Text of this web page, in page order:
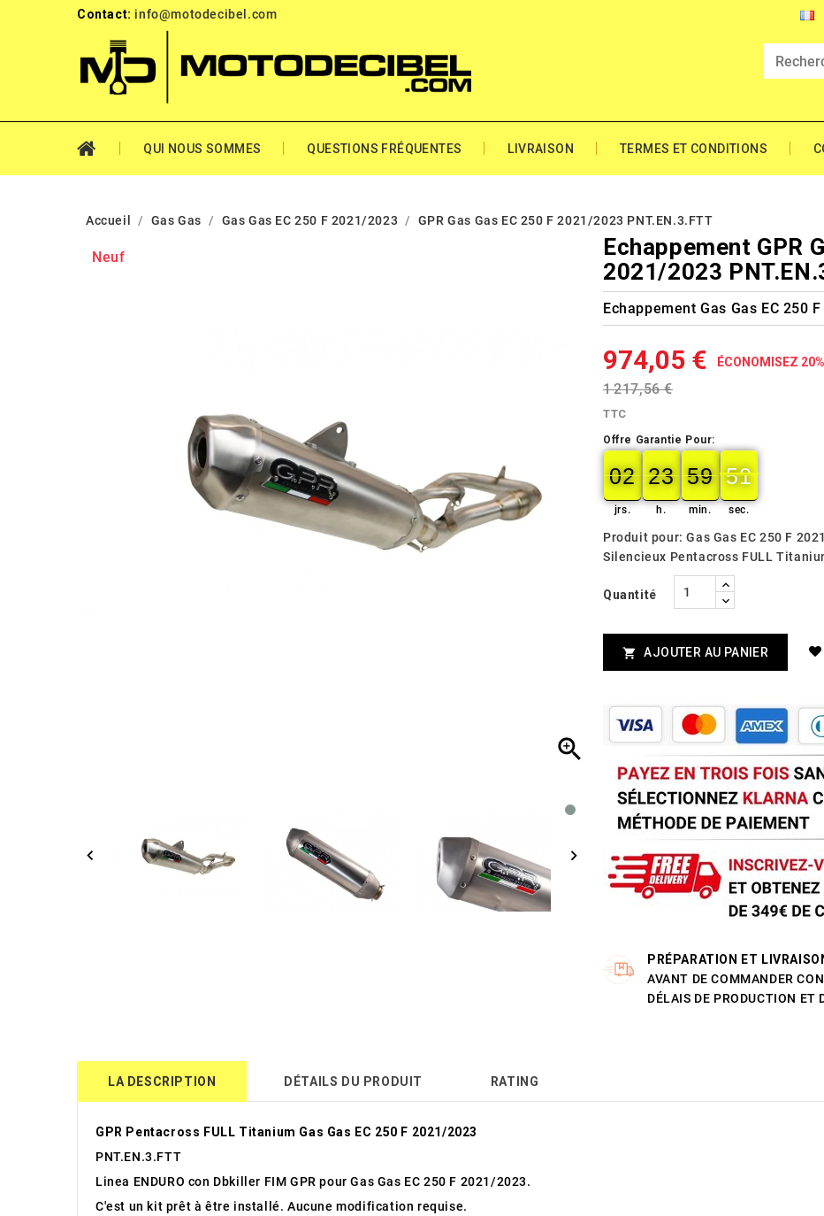
Contact: info@motodecibel.com
QUI NOUS SOMMES QUESTIONS FRÉQUENTES LIVRAISON TERMES ET CONDITIONS
Accueil Gas Gas Gas Gas EC 250 F 2021/2023 GPR Gas Gas EC 250 F 2021/2023 PNT.EN.3.FTT
Neuf

Echappement GPR
2021/2023
Echappement Gas Gas EC 250
974,05 € ÉCONOMISEZ 20%
1 217,56 €
TTC
Offre Garantie Pour:
02
02
00
jrs.
23
23
00
h.
59
59
00
min.
49
49
50
sec.
Produit pour: Gas Gas EC 250 F
Silencieux Pentacross FULL
Quantité
 AJOUTER AU PANIER
PRÉPARATION ET
AVANT DE COMMANDER
DÉLAIS DE PRODUCTION ET
LA DESCRIPTION DÉTAILS DU PRODUIT RATING
GPR Pentacross FULL Titanium Gas Gas EC 250 F 2021/2023
PNT.EN.3.FTT
Linea ENDURO con Dbkiller FIM GPR pour Gas Gas EC 250 F 2021/2023.
C'est un kit prêt à être installé. Aucune modification requise.